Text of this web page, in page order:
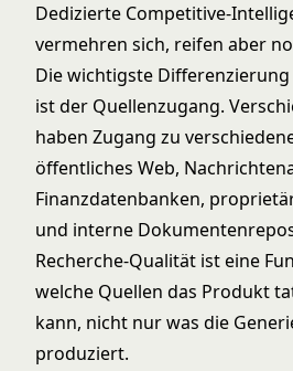
Dedizierte Competitive-
vermehren sich, reifen aber
Die wichtigste
ist der Quellenzugang.
haben Zugang zu
öffentliches Web,
Finanzdatenbanken,
und interne
Recherche-Qualität ist eine
welche Quellen das Produkt
kann, nicht nur was die
produziert.